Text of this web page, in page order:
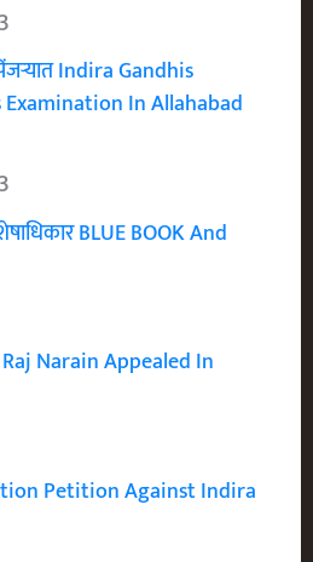
Indira Gandhis
In Allahabad
BLUE BOOK And
Raj Narain Appealed In
Petition Against Indira